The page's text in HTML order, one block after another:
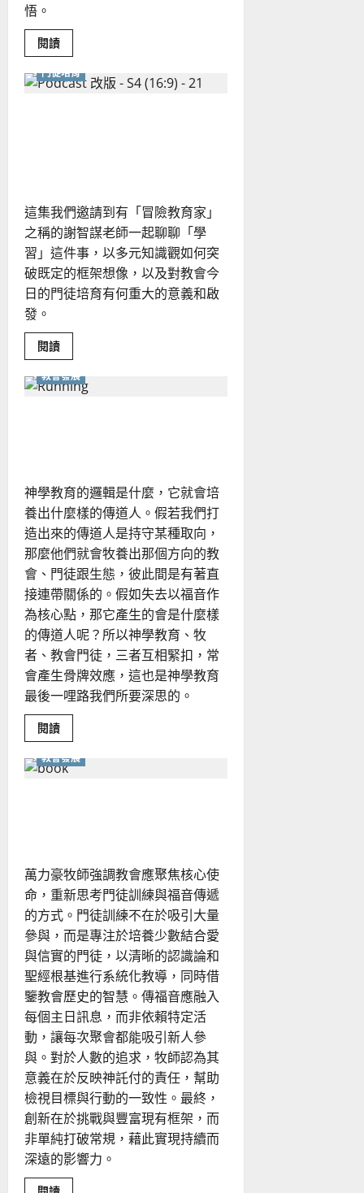
悟。
閱讀Read
more
如
何
世
界
華
福
中
心
的
事
工
為
何？
門徒培育
這集我們邀請到有「冒險教育家」
之稱的謝智謀老師一起聊聊「學
習」這件事，以多元知識觀如何突
破既定的框架想像，以及對教會今
日的門徒培育有何重大的意義和啟
發。
閱讀Read
more
什
麼
為
「青
少
年
事
工」
走
出
一
條
新
路？
教會發展
神學教育的邏輯是什麼，它就會培
養出什麼樣的傳道人。假若我們打
造出來的傳道人是持守某種取向，
那麼他們就會牧養出那個方向的教
會、門徒跟生態，彼此間是有著直
接連帶關係的。假如失去以福音作
為核心點，那它產生的會是什麼樣
的傳道人呢？所以神學教育、牧
者、教會門徒，三者互相緊扣，常
會產生骨牌效應，這也是神學教育
最後一哩路我們所要深思的。
閱讀Read
more
神
學
｜
楊
錫
儒
教會發展
萬力豪牧師強調教會應聚焦核心使
命，重新思考門徒訓練與福音傳遞
的方式。門徒訓練不在於吸引大量
參與，而是專注於培養少數結合愛
與信實的門徒，以清晰的認識論和
聖經根基進行系統化教導，同時借
鑒教會歷史的智慧。傳福音應融入
每個主日訊息，而非依賴特定活
動，讓每次聚會都能吸引新人參
與。對於人數的追求，牧師認為其
意義在於反映神託付的責任，幫助
檢視目標與行動的一致性。最終，
創新在於挑戰與豐富現有框架，而
非單純打破常規，藉此實現持續而
深遠的影響力。
Read